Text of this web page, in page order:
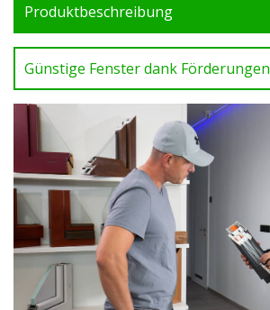
Produktbeschreibung
Günstige Fenster dank Förderungen